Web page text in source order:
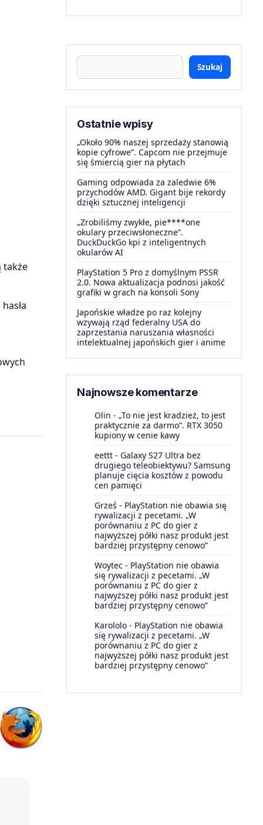
także
Szukaj
Ostatnie wpisy
„Około 90% naszej sprzedaży stanowią
kopie cyfrowe”. Capcom nie przejmuje
się śmiercią gier na płytach
Gaming odpowiada za zaledwie 6%
przychodów AMD. Gigant bije rekordy
dzięki sztucznej inteligencji
„Zrobiliśmy zwykłe, pie****one
okulary przeciwsłoneczne”.
DuckDuckGo kpi z inteligentnych
okularów AI
PlayStation 5 Pro z domyślnym PSSR
2.0. Nowa aktualizacja podnosi jakość
grafiki w grach na konsoli Sony
Japońskie władze po raz kolejny
wzywają rząd federalny USA do
zaprzestania naruszania własności
intelektualnej japońskich gier i anime
Najnowsze komentarze
Olin - „To nie jest kradzież, to jest
praktycznie za darmo”. RTX 3050
kupiony w cenie kawy
eettt - Galaxy S27 Ultra bez
drugiego teleobiektywu? Samsung
planuje cięcia kosztów z powodu
cen pamięci
Grześ - PlayStation nie obawia się
rywalizacji z pecetami. „W
porównaniu z PC do gier z
najwyższej półki nasz produkt jest
bardziej przystępny cenowo”
Woytec - PlayStation nie obawia
się rywalizacji z pecetami. „W
porównaniu z PC do gier z
najwyższej półki nasz produkt jest
bardziej przystępny cenowo”
Karololo - PlayStation nie obawia
się rywalizacji z pecetami. „W
porównaniu z PC do gier z
najwyższej półki nasz produkt jest
bardziej przystępny cenowo”